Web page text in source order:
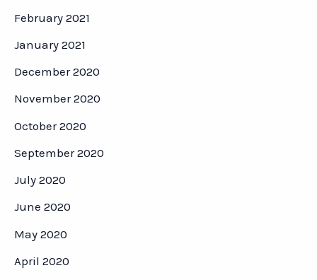
February 2021
January 2021
December 2020
November 2020
October 2020
September 2020
July 2020
June 2020
May 2020
April 2020